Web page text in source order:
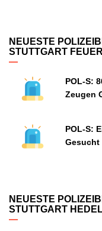
NEUESTE
STUTTGART
POL-S:
Zeugen
POL-S:
Gesucht
NEUESTE
STUTTGART